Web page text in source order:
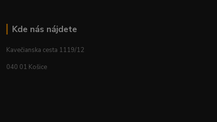
Kde nás nájdete
Kavečianska cesta 1119/12
040 01 Košice